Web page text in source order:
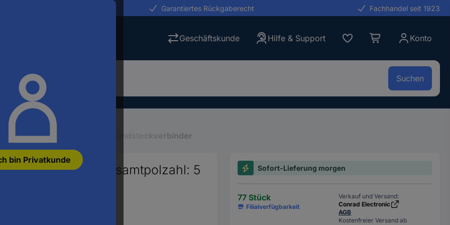
bin Privatkunde
Garantiertes Rückgaberecht Fachhandel seit 1923
Geschäftskunde Hilfe & Support Konto
Suchen
Industriesteckverbinder Rundsteckverbinder
Einbau Gesamtpolzahl: 5
Sofort-Lieferung morgen
77 Stück
Filialverfügbarkeit
Verkauf und Versand:
Conrad Electronic
AGB
Kostenfreier Versand ab